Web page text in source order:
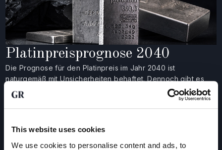
This website uses cookies
We use cookies to personalise content and ads, to
Platinpreisprognose 2040
Die Prognose für den Platinpreis im Jahr 2040 ist
naturgemäß mit Unsicherheiten behaftet. Dennoch gibt es
klare langfristige Faktoren, die den Platinpreis beeinflussen,
wie die steigende Nachfrage aus dem Bereich der sauberen
Energien, die abnehmende Erzqualität, höhere
Recyclingmöglichkeiten.